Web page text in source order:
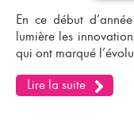
En ce début
lumière les
qui ont marqué
Lire la suite